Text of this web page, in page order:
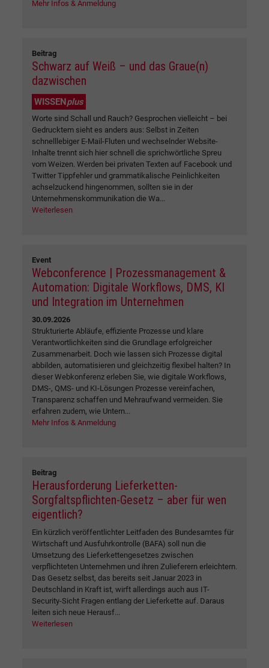
Mehr Infos & Anmeldung
Beitrag
Schwarz auf Weiß – und das Graue(n)
dazwischen
WISSENplus
Worte sind Schall und Rauch? Gesprochen vielleicht – bei
Gedrucktem sieht es anders aus: Selbst in Zeiten
schnelllebiger E-Mail-Fluten und wechselnder Website-
Inhalte trennt sich hier schnell die sprichwörtliche Spreu
vom Weizen. Werden bei privaten Texten auf Facebook und
Twitter Tippfehler und grammatikalische Peinlichkeiten
achselzuckend hingenommen, sollten sie in der
Unternehmenskommunikation die Wa...
Weiterlesen
Event
Webconference | Prozessmanagement &
Automation: Digitale Workflows, DMS, KI
und Integration im Unternehmen
30.09.2026
Strukturierte Abläufe, effiziente Prozesse und klare
Verantwortlichkeiten sind die Grundlage erfolgreicher
Zusammenarbeit. Doch wie lassen sich Prozesse digital
abbilden, automatisieren und gleichzeitig flexibel halten? In
dieser Webkonferenz erleben Sie, wie digitale Workflows,
DMS-, QMS- und KI-Lösungen Prozesse vereinfachen,
Transparenz schaffen und Mehraufwand vermeiden. Sie
erfahren zudem, wie Untern...
Mehr Infos & Anmeldung
Beitrag
Herausforderung Lieferketten-
Sorgfaltspflichten-Gesetz – aber für wen
eigentlich?
Ein kürzlich veröffentlichter Leitfaden des Bundesamtes für
Wirtschaft und Ausfuhrkontrolle (BAFA) soll nun die
Umsetzung des Lieferkettengesetzes zwischen
verpflichteten Unternehmen und ihren Zulieferern erleichtern.
Das Gesetz selbst, das bereits seit Januar 2023 in
Deutschland in Kraft ist, wirft allerdings auch aus IT-
Security-Sicht Fragen entlang der Lieferkette auf. Daraus
leiten sich neue Herausf...
Weiterlesen